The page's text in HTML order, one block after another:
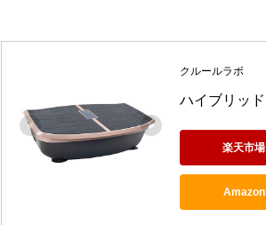
クルールラボ
ハイブリッ
楽天市
Amazon